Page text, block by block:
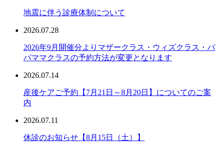
地震に伴う診療体制について
2026.07.28
2026年9月開催分よりマザークラス・ウィズクラス・パ
パママクラスの予約方法が変更となります
2026.07.14
産後ケアご予約【7月21日～8月20日】についてのご案
内
2026.07.11
休診のお知らせ【8月15日（土）】